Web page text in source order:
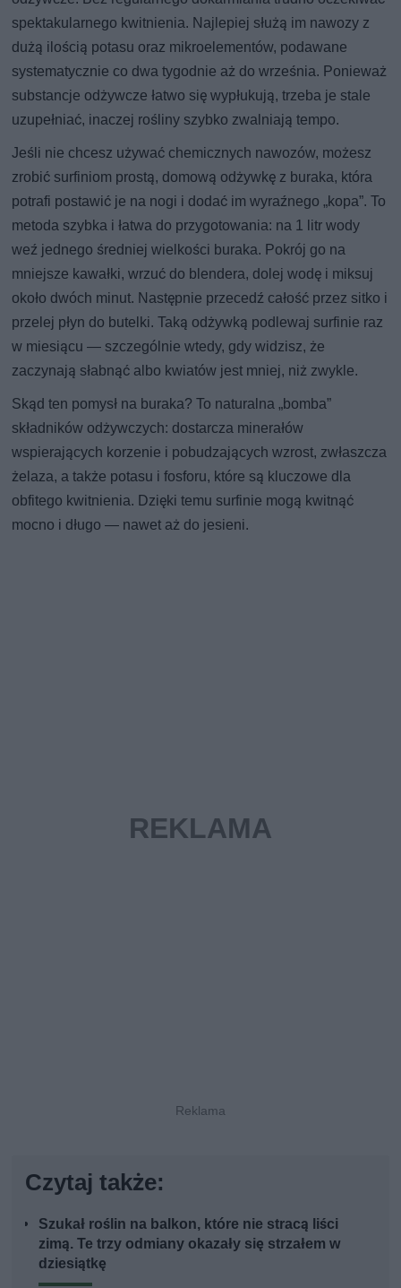
spektakularnego kwitnienia. Najlepiej służą im nawozy z
dużą ilością potasu oraz mikroelementów, podawane
systematycznie co dwa tygodnie aż do września. Ponieważ
substancje odżywcze łatwo się wypłukują, trzeba je stale
uzupełniać, inaczej rośliny szybko zwalniają tempo.
Jeśli nie chcesz używać chemicznych nawozów, możesz
zrobić surfiniom prostą, domową odżywkę z buraka, która
potrafi postawić je na nogi i dodać im wyraźnego „kopa”. To
metoda szybka i łatwa do przygotowania: na 1 litr wody
weź jednego średniej wielkości buraka. Pokrój go na
mniejsze kawałki, wrzuć do blendera, dolej wodę i miksuj
około dwóch minut. Następnie przecedź całość przez sitko i
przelej płyn do butelki. Taką odżywką podlewaj surfinie raz
w miesiącu — szczególnie wtedy, gdy widzisz, że
zaczynają słabnąć albo kwiatów jest mniej, niż zwykle.
Skąd ten pomysł na buraka? To naturalna „bomba”
składników odżywczych: dostarcza minerałów
wspierających korzenie i pobudzających wzrost, zwłaszcza
żelaza, a także potasu i fosforu, które są kluczowe dla
obfitego kwitnienia. Dzięki temu surfinie mogą kwitnąć
mocno i długo — nawet aż do jesieni.
Czytaj także:
Szukał roślin na balkon, które nie stracą liści
zimą. Te trzy odmiany okazały się strzałem w
dziesiątkę